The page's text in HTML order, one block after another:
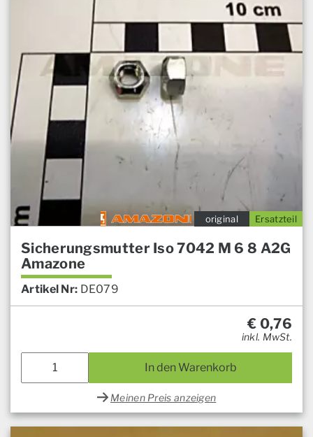
Ersatzteil
original
Sicherungsmutter Iso 7042 M 6 8 A2G
Amazone
Artikel Nr: DE079
€ 0,76
inkl. MwSt.
In den Warenkorb
Meinen Preis anzeigen